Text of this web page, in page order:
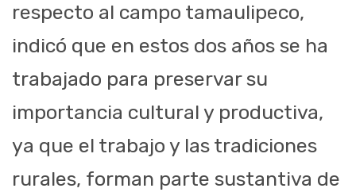
respecto al campo tamaulipeco,
indicó que en estos dos años se ha
trabajado para preservar su
importancia cultural y productiva,
ya que el trabajo y las tradiciones
rurales, forman parte sustantiva de